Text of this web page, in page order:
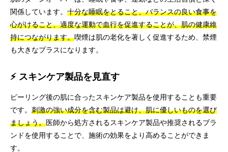
関係しています。 十分な睡眠をとること、バランスの良い食事を
心がけること、適度な運動で血行を促進することが、肌の健康維
持につながります。喫煙は肌の老化を著しく促進するため、禁煙
も大きなプラスになります。
⚡ スキンケア製品を見直す
ピーリング後の肌に合ったスキンケア製品を使用することも重要
です。 刺激の強い成分を含む製品は避け、肌に優しいものを選び
ましょう。医師から処方されるスキンケア製品や推奨されるブラ
ンドを使用することで、施術の効果をより高めることができま
す。